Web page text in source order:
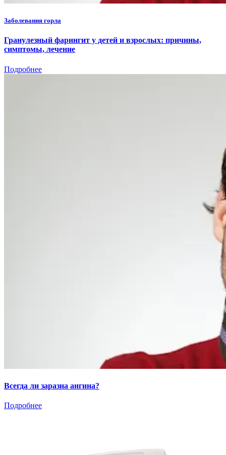
Заболевания горла
Гранулезный фарингит у детей и взрослых: причины,
симптомы, лечение
Подробнее
Всегда ли заразна ангина?
Подробнее